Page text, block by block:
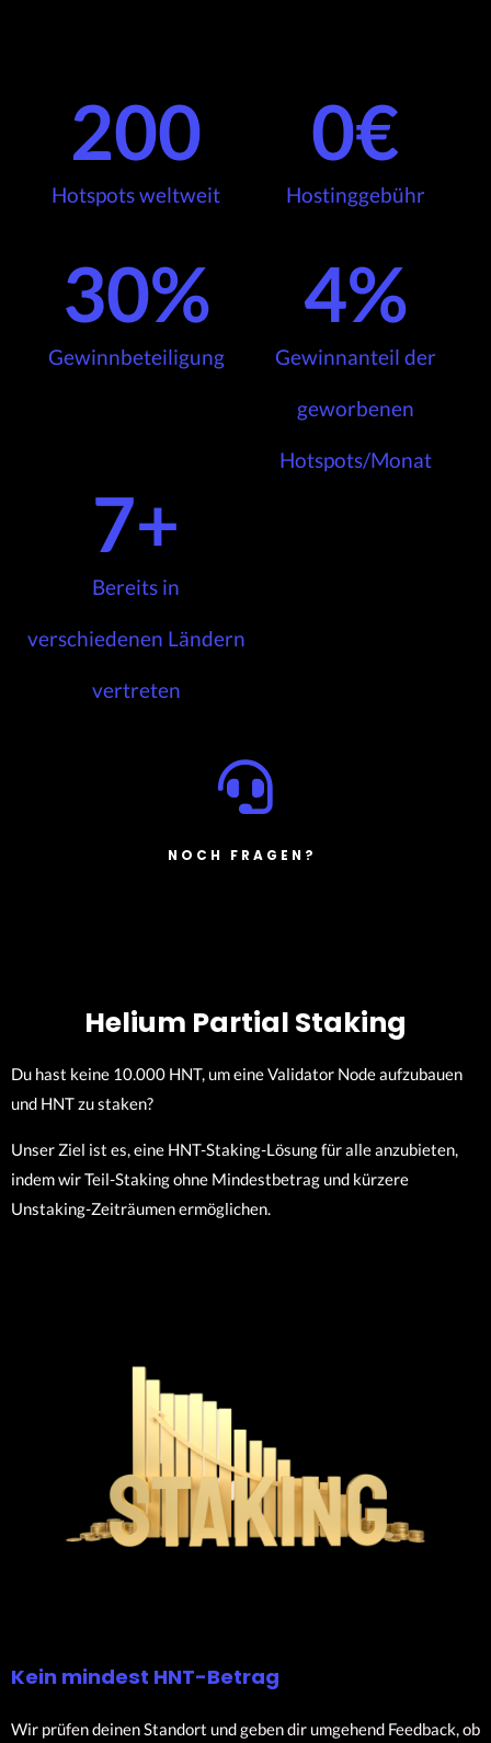
200
Hotspots weltweit
0€
Hostinggebühr
30%
Gewinnbeteiligung
4%
Gewinnanteil der
geworbenen
Hotspots/Monat​
7+
Bereits in
verschiedenen Ländern
vertreten
NOCH FRAGEN?
Helium Partial Staking
Du hast keine 10.000 HNT, um eine Validator Node aufzubauen
und HNT zu staken?
Unser Ziel ist es, eine HNT-Staking-Lösung für alle anzubieten,
indem wir Teil-Staking ohne Mindestbetrag und kürzere
Unstaking-Zeiträumen ermöglichen.
Kein mindest HNT-Betrag
Wir prüfen deinen Standort und geben dir umgehend Feedback, ob